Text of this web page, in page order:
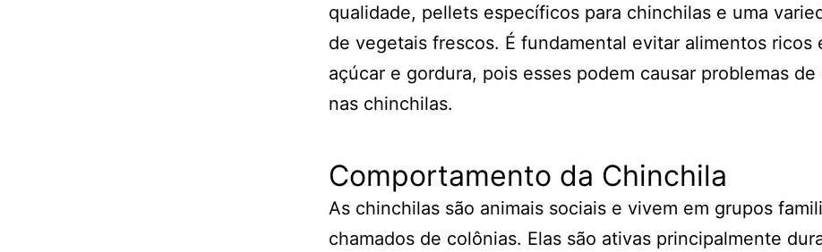
qualidade, pellets específicos para chinchilas e uma
de vegetais frescos. É fundamental evitar alimentos ricos
açúcar e gordura, pois esses podem causar problemas de
nas chinchilas.
Comportamento da Chinchila
As chinchilas são animais sociais e vivem em grupos
chamados de colônias. Elas são ativas principalmente